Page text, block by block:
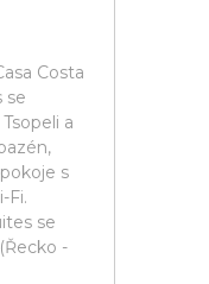
Costa
se
a
s
Fi.
se
-